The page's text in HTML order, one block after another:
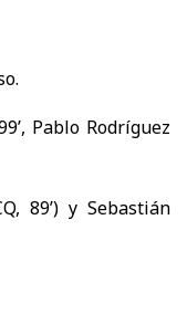
Pablo Rodríguez
89’) y Sebastián